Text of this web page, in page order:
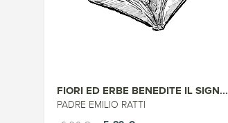
FIORI ED ERBE BENEDITE IL SIGN...
PADRE EMILIO RATTI